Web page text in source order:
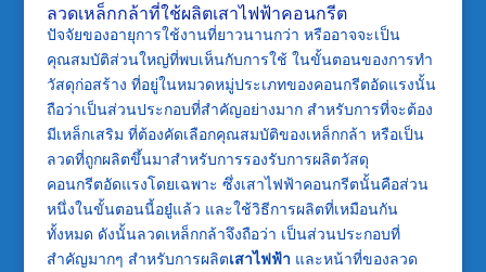
ลวดเหล็กกล้าที่ใช้ผลิตเสาไฟฟ้าคอนกรีต
ปัจจัยของอายุการใช้งานที่ยาวนานกว่า หรืออาจจะเป็น
คุณสมบัติส่วนใหญ่ที่พบเห็นกับการใช้ ในขั้นตอนของการทำ
วัสดุก่อสร้าง ที่อยู่ในหมวดหมู่ประเภทของคอนกรีตอัดแรงนั้น
ถือว่าเป็นส่วนประกอบที่สำคัญอย่างมาก สำหรับการที่จะต้อง
มีเหล็กเสริม ที่ต้องคัดเลือกคุณสมบัติของเหล็กกล้า หรือเป็น
ลวดที่ถูกผลิตขึ้นมาสำหรับการรองรับการผลิตวัสดุ
คอนกรีตอัดแรงโดยเฉพาะ ซึ่งเสาไฟฟ้าคอนกรีตนั้นคือส่วน
หนึ่งในขั้นตอนนี้อยู๋แล้ว และใช้วิธีการผลิตที่เหมือนกัน
ทั้งหมด ดังนั้นลวดเหล็กกล้าจึงถือว่า เป็นส่วนประกอบที่
สำคัญมากๆ สำหรับการผลิตเสาไฟฟ้า และหน้าที่ของลวด